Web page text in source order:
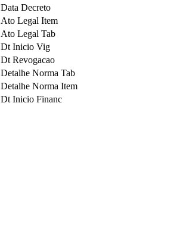
Data Decreto
Ato Legal Item
Ato Legal Tab
Dt Inicio Vig
Dt Revogacao
Detalhe Norma Tab
Detalhe Norma Item
Dt Inicio Financ